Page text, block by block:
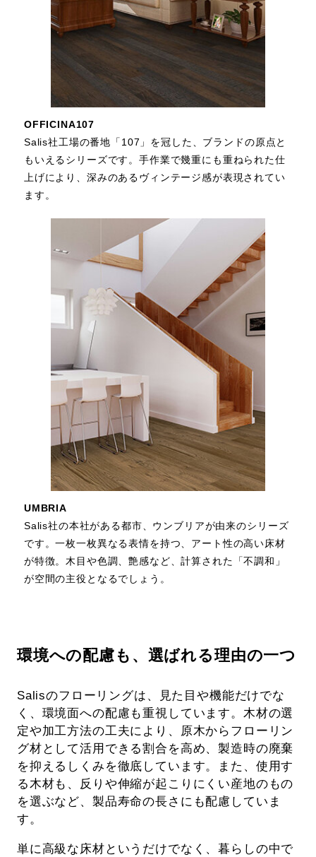
OFFICINA107
Salis社工場の番地「107」を冠した、ブランドの原点と
もいえるシリーズです。手作業で幾重にも重ねられた仕
上げにより、深みのあるヴィンテージ感が表現されてい
ます。
UMBRIA
Salis社の本社がある都市、ウンブリアが由来のシリーズ
です。一枚一枚異なる表情を持つ、アート性の高い床材
が特徴。木目や色調、艶感など、計算された「不調和」
が空間の主役となるでしょう。
環境への配慮も、選ばれる理由の一つ
Salisのフローリングは、見た目や機能だけでな
く、環境面への配慮も重視しています。木材の選
定や加工方法の工夫により、原木からフローリン
グ材として活用できる割合を高め、製造時の廃棄
を抑えるしくみを徹底しています。また、使用す
る木材も、反りや伸縮が起こりにくい産地のもの
を選ぶなど、製品寿命の長さにも配慮していま
す。
単に高級な床材というだけでなく、暮らしの中で